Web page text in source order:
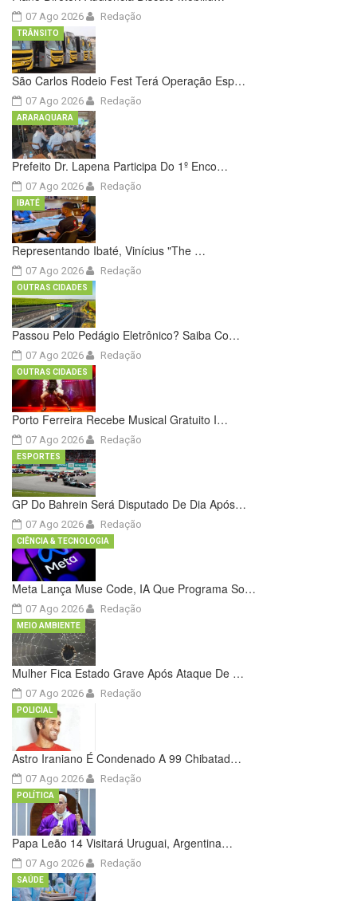
07 Ago 2026 Redação
São Carlos Rodeio Fest Terá Operação Esp…
07 Ago 2026
TRÂNSITO
Redação
Prefeito Dr. Lapena Participa Do 1º Enco…
07 Ago 2026
ARARAQUARA
Redação
Representando Ibaté, Vinícius "The …
07 Ago 2026
IBATÉ
Redação
Passou Pelo Pedágio Eletrônico? Saiba Co…
07 Ago 2026
OUTRAS CIDADES
Redação
Porto Ferreira Recebe Musical Gratuito I…
07 Ago 2026
OUTRAS CIDADES
Redação
GP Do Bahrein Será Disputado De Dia Após…
07 Ago 2026
ESPORTES
Redação
Meta Lança Muse Code, IA Que Programa So…
07 Ago 2026
CIÊNCIA & TECNOLOGIA
Redação
Mulher Fica Estado Grave Após Ataque De …
07 Ago 2026
MEIO AMBIENTE
Redação
Astro Iraniano É Condenado A 99 Chibatad…
07 Ago 2026
POLICIAL
Redação
Papa Leão 14 Visitará Uruguai, Argentina…
07 Ago 2026
POLÍTICA
Redação
SAÚDE